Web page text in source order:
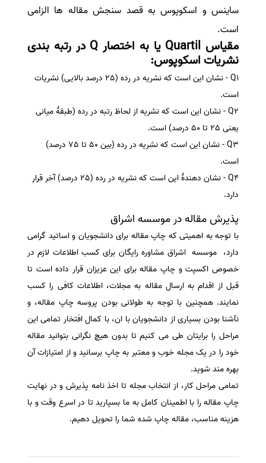
ساینس و اسکوپوس به قصد سنجش مقاله ها الزامی
است.
مقیاس Quartil یا به اختصار Q در رتبه بندی
نشریات اسکوپوس:
Q1 - نشان این است که نشریه در رده (25 درصد بالایی) نشریات
است.
Q2 - نشان این است که نشریه از لحاظ رتبه در رده (طبقۀ میانی
یعنی 25 تا 50 درصد) است.
Q3 - نشان این است که نشریه در رده (بین 50 تا 75 درصد)
است.
Q4 - نشان دهندۀ این است که نشریه در رده (25 درصد) آخر قرار
دارد.
پذیرش مقاله در موسسه اشراق
با توجه به اهمیتی که چاپ مقاله برای دانشجویان و اساتید گرامی
دارد، موسسه اشراق مشاوره رایگان برای کسب اطلاعات لازم در
خصوص اکسپت و چاپ مقاله برای این عزیزان قرار داده است تا
قبل از اقدام به ارسال مقاله به مجلات، اطلاعات کافی را کسب
نمایند. همچنین با توجه به طولانی بودن پروسه چاپ مقاله، و
نآشنا بودن بسیاری از دانشجویان با ان، با کمال افتخار تمامی این
مراحل را برایتان طی می کنیم تا بدون هیچ نگرانی بتوانید مقاله
خود را در یک مجله خوب و معتبر به چاپ برسانید و از امتیازات آن
بهره مند شوید.
تمامی مراحل کار، از انتخاب مجله تا اخذ نامه پذیرش و در نهایت
چاپ مقاله را با اطمینان کامل به ما بسپارید تا در اسرع وقت و با
هزینه مناسب، مقاله چاپ شده شما را تحویل دهیم.